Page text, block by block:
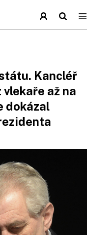
Kancléř
až na
dokázal